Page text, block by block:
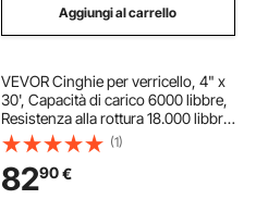
Aggiungi al carrello
VEVOR Cinghie per verricello, 4" x
30', Capacità di carico 6000 libbre,
Resistenza alla rottura 18.000 libbre,
Cinghie per camion con gancio
piatto, fattorie, soccorsi, giallo
(confezione da 10)
(1)
8290€